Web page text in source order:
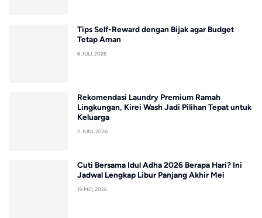
Tips Self-Reward dengan Bijak agar Budget
Tetap Aman
6 JULI, 2026
Rekomendasi Laundry Premium Ramah
Lingkungan, Kirei Wash Jadi Pilihan Tepat untuk
Keluarga
2 JUNI, 2026
Cuti Bersama Idul Adha 2026 Berapa Hari? Ini
Jadwal Lengkap Libur Panjang Akhir Mei
19 MEI, 2026